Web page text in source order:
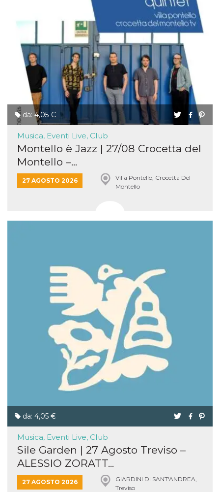
da: 4,05 €
Musica, Eventi Live, Club
Montello è Jazz | 27/08 Crocetta del
Montello –...
27 AGOSTO 2026
Villa Pontello, Crocetta Del
Montello
da: 4,05 €
Musica, Eventi Live, Club
Sile Garden | 27 Agosto Treviso –
ALESSIO ZORATT...
27 AGOSTO 2026
GIARDINI DI SANT'ANDREA,
Treviso